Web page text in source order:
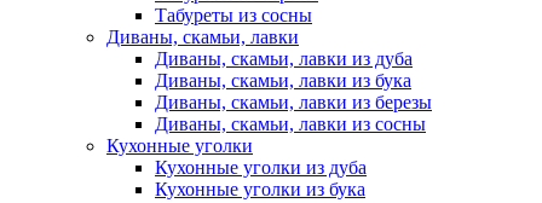
Табуреты из сосны
Диваны, скамьи, лавки
Диваны, скамьи, лавки из дуба
Диваны, скамьи, лавки из бука
Диваны, скамьи, лавки из березы
Диваны, скамьи, лавки из сосны
Кухонные уголки
Кухонные уголки из дуба
Кухонные уголки из бука